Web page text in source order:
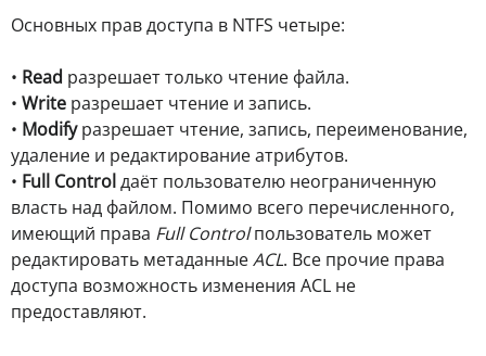
Основных прав доступа в NTFS четыре:
• Read разрешает только чтение файла.
• Write разрешает чтение и запись.
• Modifyразрешает чтение, запись, переименование,
удаление и редактирование атрибутов.
• Full Controlдаёт пользователю неограниченную
власть над файлом. Помимо всего перечисленного,
имеющий права Full Controlпользователь может
редактировать метаданныеACL. Все прочие права
доступа возможность изменения ACL не
предоставляют.